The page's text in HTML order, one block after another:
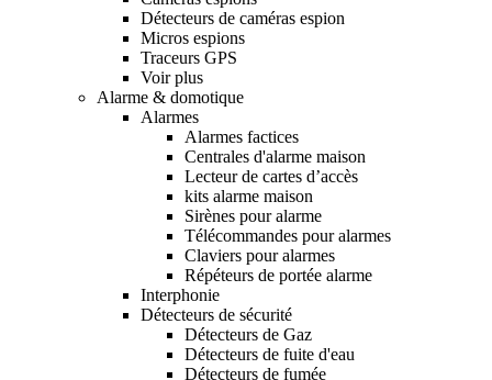
Détecteurs de caméras espion
Micros espions
Traceurs GPS
Voir plus
Alarme & domotique
Alarmes
Alarmes factices
Centrales d'alarme maison
Lecteur de cartes d’accès
kits alarme maison
Sirènes pour alarme
Télécommandes pour alarmes
Claviers pour alarmes
Répéteurs de portée alarme
Interphonie
Détecteurs de sécurité
Détecteurs de Gaz
Détecteurs de fuite d'eau
Détecteurs de fumée